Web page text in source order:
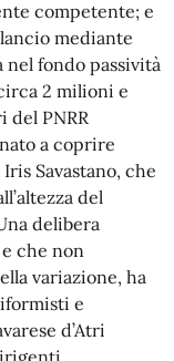
competente; e
mediante
nel fondo passività
2 milioni e
del PNRR
a coprire
Savastano, che
del
delibera
che non
variazione, ha
e
d’Atri